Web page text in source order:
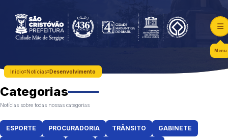
Menu
Início Notícias Desenvolvimento
Categorias
Notícias sobre todas nossas categorias
ESPORTE PROCURADORIA TRÂNSITO GABINETE